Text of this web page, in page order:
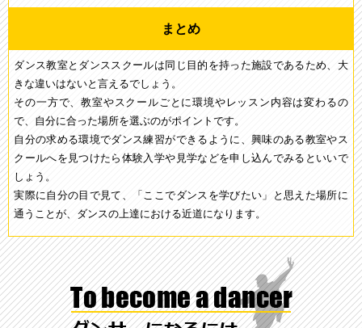
まとめ
ダンス教室とダンススクールは同じ目的を持った施設であるため、大
きな違いはないと言えるでしょう。
その一方で、教室やスクールごとに環境やレッスン内容は変わるの
で、自分に合った場所を選ぶのがポイントです。
自分の求める環境でダンス練習ができるように、興味のある教室やス
クールへを見つけたら体験入学や見学などを申し込んでみるといいで
しょう。
実際に自分の目で見て、「ここでダンスを学びたい」と思えた場所に
通うことが、ダンスの上達における近道になります。